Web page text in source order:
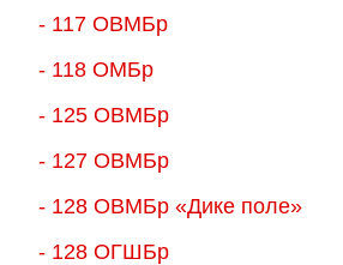
- 117 ОВМБр
- 118 ОМБр
- 125 ОВМБр
- 127 ОВМБр
- 128 ОВМБр «Дике поле»
- 128 ОГШБр